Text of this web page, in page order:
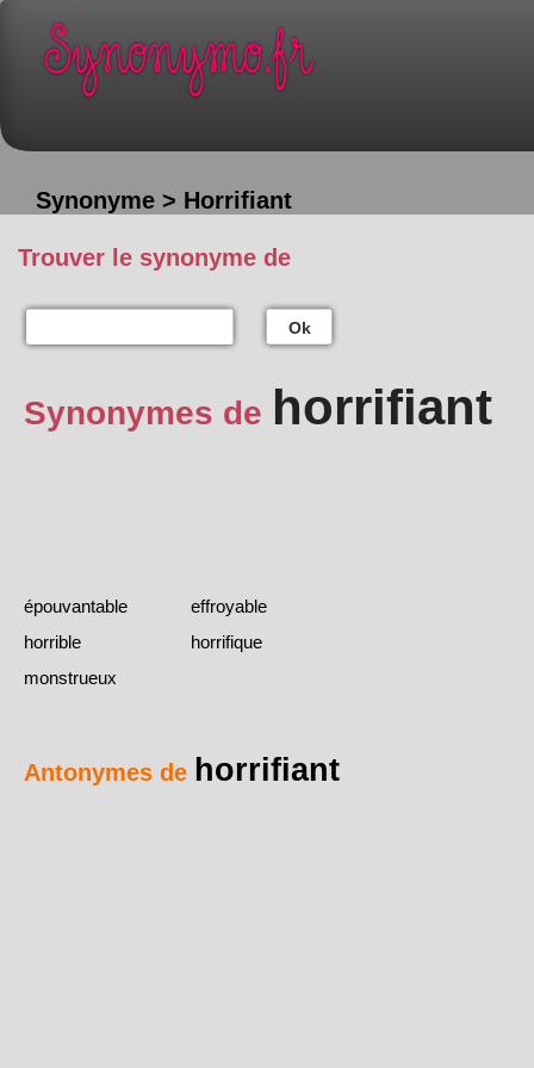
Synonyme > Horrifiant
Trouver le synonyme de
Ok
Synonymes de horrifiant
épouvantable
effroyable
horrible
horrifique
monstrueux
Antonymes de horrifiant